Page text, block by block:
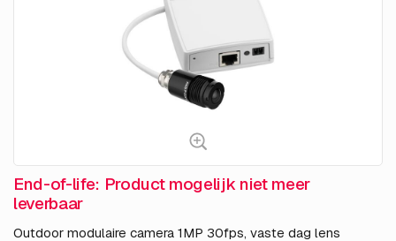
End-of-life: Product mogelijk niet meer
leverbaar
Outdoor modulaire camera 1MP 30fps, vaste dag lens